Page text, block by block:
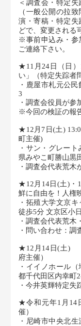
＜調査会・特定
（一般公開の拉
演・寄稿・特定
どで、変更される
※事前申込み・参
ご連絡下さい。
★11月24日（日）
い」（特定失踪者
・鹿屋市札元公
3
・調査会役員が参
※今回の検証の報
★12月7日(土)
町主催)
・サン・グレー
県みやこ町勝山黒
・調査会代表荒木
★12月14日(土)・
鮮に自由を！人権
・拓殖大学文京
徒歩5分 文京区小
・調査会代表荒木
・問い合わせ：調
★12月14日(土)
府主催）
・イイノホール
都千代田区内幸町
・今井英輝特定失
★令和元年1月14
催）
・尼崎市中央北